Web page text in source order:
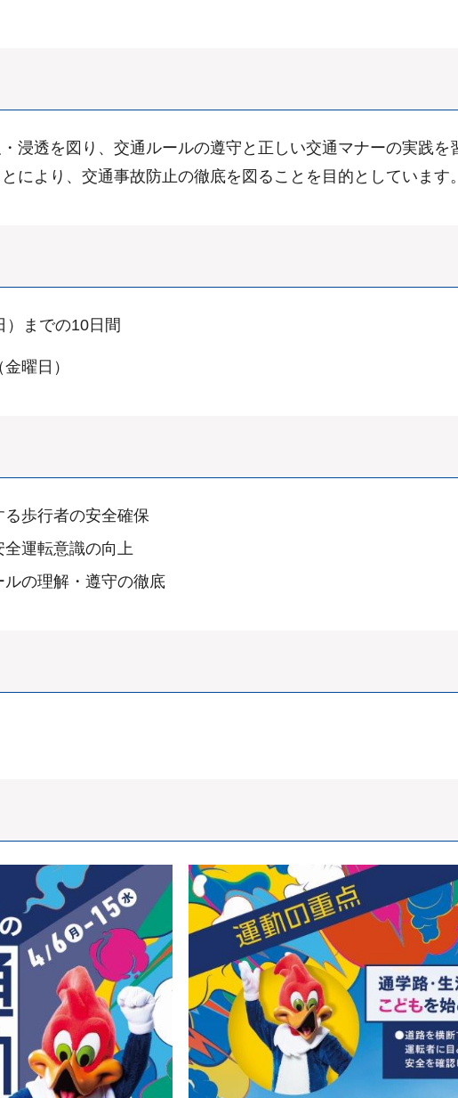
透を図り、交通ルールの遵守と正しい交通マナーの実践を
により、交通事故防止の徹底を図ることを目的としています。
）までの10日間
曜日）
歩行者の安全確保
運転意識の向上
の理解・遵守の徹底